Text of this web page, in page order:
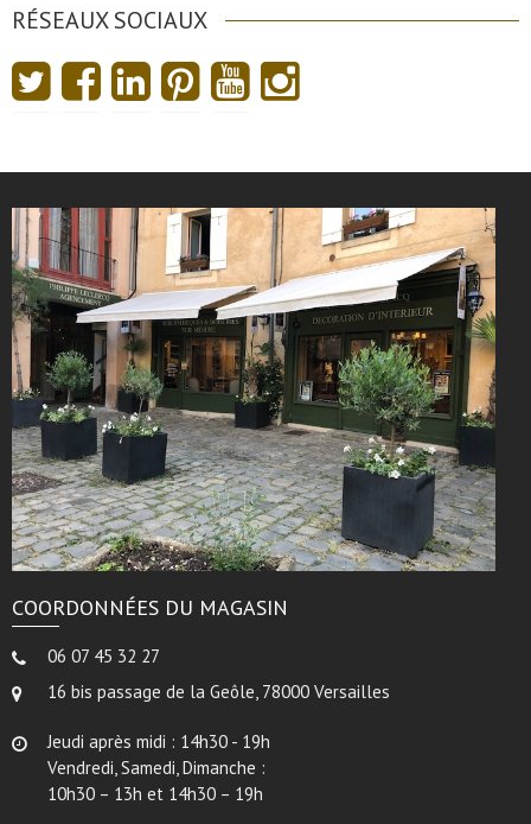
RÉSEAUX SOCIAUX
COORDONNÉES DU MAGASIN
06 07 45 32 27
16 bis passage de la Geôle, 78000 Versailles
Jeudi après midi : 14h30 - 19h
Vendredi, Samedi, Dimanche :
10h30 – 13h et 14h30 – 19h